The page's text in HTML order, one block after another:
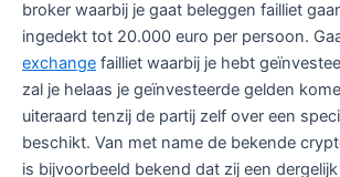
broker waarbij je gaat beleggen failliet
ingedekt tot 20.000 euro per persoon.
exchange failliet waarbij je hebt
zal je helaas je geïnvesteerde gelden
uiteraard tenzij de partij zelf over een
beschikt. Van met name de bekende
is bijvoorbeeld bekend dat zij een